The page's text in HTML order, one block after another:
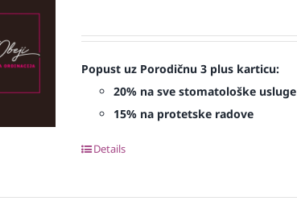
Popust uz Porodičnu 3 plus karticu:
20% na sve stomatološke usluge
15% na protetske radove
Details